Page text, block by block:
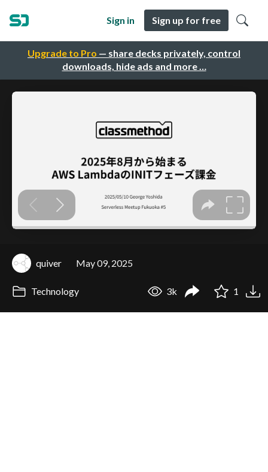
Upgrade to Pro — share decks privately, control
downloads, hide ads and more …
Sign in Sign up for free
quiver May 09, 2025
Technology 3k 1